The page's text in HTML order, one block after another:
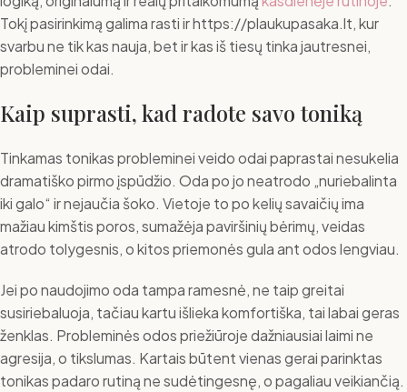
Tokį pasirinkimą galima rasti ir https://plaukupasaka.lt, kur
svarbu ne tik kas nauja, bet ir kas iš tiesų tinka jautresnei,
probleminei odai.
Kaip suprasti, kad radote savo toniką
Tinkamas tonikas probleminei veido odai paprastai nesukelia
dramatiško pirmo įspūdžio. Oda po jo neatrodo „nuriebalinta
iki galo“ ir nejaučia šoko. Vietoje to po kelių savaičių ima
mažiau kimštis poros, sumažėja paviršinių bėrimų, veidas
atrodo tolygesnis, o kitos priemonės gula ant odos lengviau.
Jei po naudojimo oda tampa ramesnė, ne taip greitai
susiriebaluoja, tačiau kartu išlieka komfortiška, tai labai geras
ženklas. Probleminės odos priežiūroje dažniausiai laimi ne
agresija, o tikslumas. Kartais būtent vienas gerai parinktas
tonikas padaro rutiną ne sudėtingesnę, o pagaliau veikiančią.